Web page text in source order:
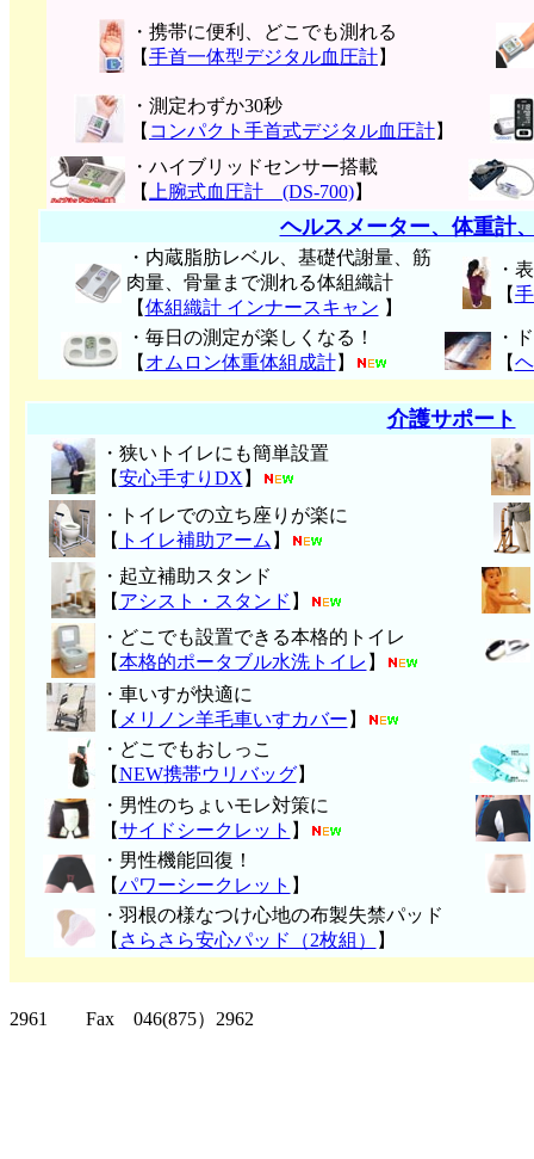
・携帯に便利、どこでも測れる
【手首一体型デジタル血圧計】
・測定わずか30秒
【 コンパクト手首式デジタル血圧計】
・ハイブリッドセンサー搭載
【
上腕式血圧計 (DS-700)】
ヘルスメーター、体重計
・内蔵脂肪レベル、基礎代謝量、筋
肉量、骨量まで測れる体組織計
【体組織計 インナースキャン 】
・
【
・毎日の測定が楽しくなる！
【 オムロン体重体組成計】
・
【
介護サポート
・狭いトイレにも簡単設置
【安心手すりDX 】
・トイレでの立ち座りが楽に
【 トイレ補助アーム 】
・起立補助スタンド
【 アシスト・スタンド 】
・どこでも設置できる本格的トイレ
【本格的ポータブル水洗トイレ 】
・車いすが快適に
【 メリノン羊毛車いすカバー 】
・どこでもおしっこ
【NEW携帯ウリバッグ】
・男性のちょいモレ対策に
【サイドシークレット 】
・男性機能回復！
【パワーシークレット 】
・ 羽根の様なつけ心地の布製失禁パッ ド
【 さらさら安心パッド（2枚組） 】
2961 Fax 046(875）2962